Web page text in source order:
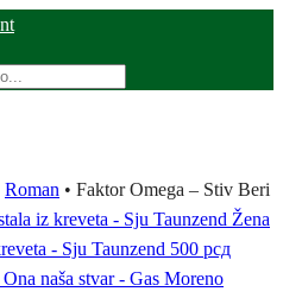
Roman • Faktor Omega – Stiv Beri
Žena
- Sju Taunzend 500 рсд
Ona naša stvar - Gas Moreno